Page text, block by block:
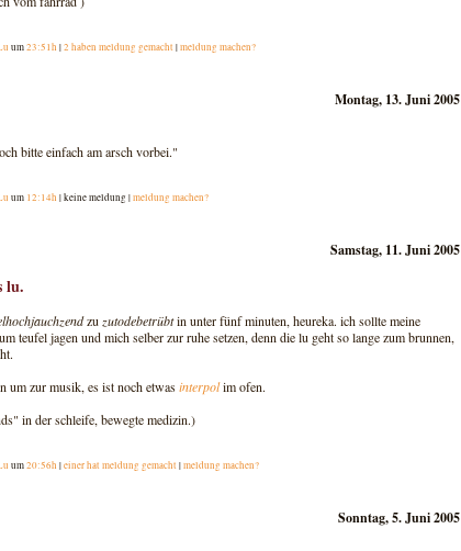
um23:51h |2 haben meldung gemacht|meldung machen?
Montag, 13. Juni 2005
bitte einfach am arsch vorbei."
um 12:14h | keine meldung |meldung machen?
Samstag, 11. Juni 2005
lu.
zu zutodebetrübtin unter fünf minuten, heureka. ich sollte meine
teufel jagen und mich selber zur ruhe setzen, denn die lu geht so lange zum brunnen,
um zur musik, es ist noch etwasinterpolim ofen.
in der schleife, bewegte medizin.)
um20:56h |einer hat meldung gemacht|meldung machen?
Sonntag, 5. Juni 2005